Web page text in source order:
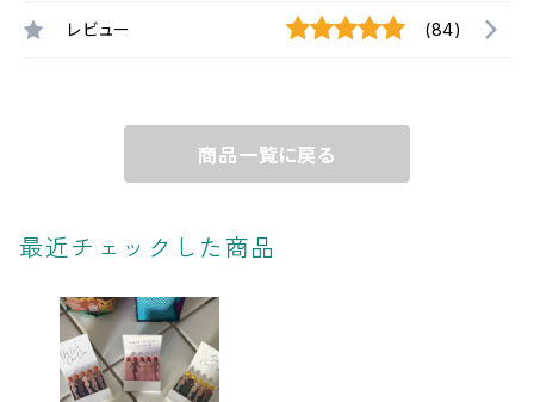
レビュー (84)
商品一覧に戻る
最近チェックした商品